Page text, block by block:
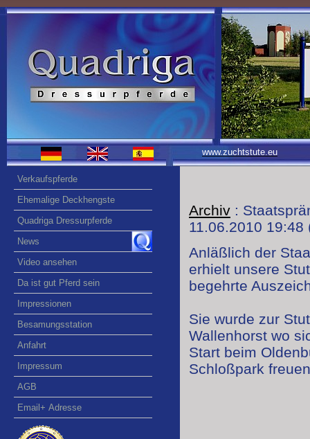
Verkaufspferde
Ehemalige Deckhengste
Quadriga Dressurpferde
News
Video ansehen
Da ist gut Pferd sein
Impressionen
Besamungsstation
Anfahrt
Impressum
AGB
Email+ Adresse
www.zuchtstute.eu
Archiv :
11.06.2010 19:48
Anläßlich der
erhielt unsere
begehrte
Sie wurde zur
Wallenhorst wo
Start beim
Schloßpark